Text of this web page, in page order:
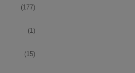
(177)
(1)
(15)